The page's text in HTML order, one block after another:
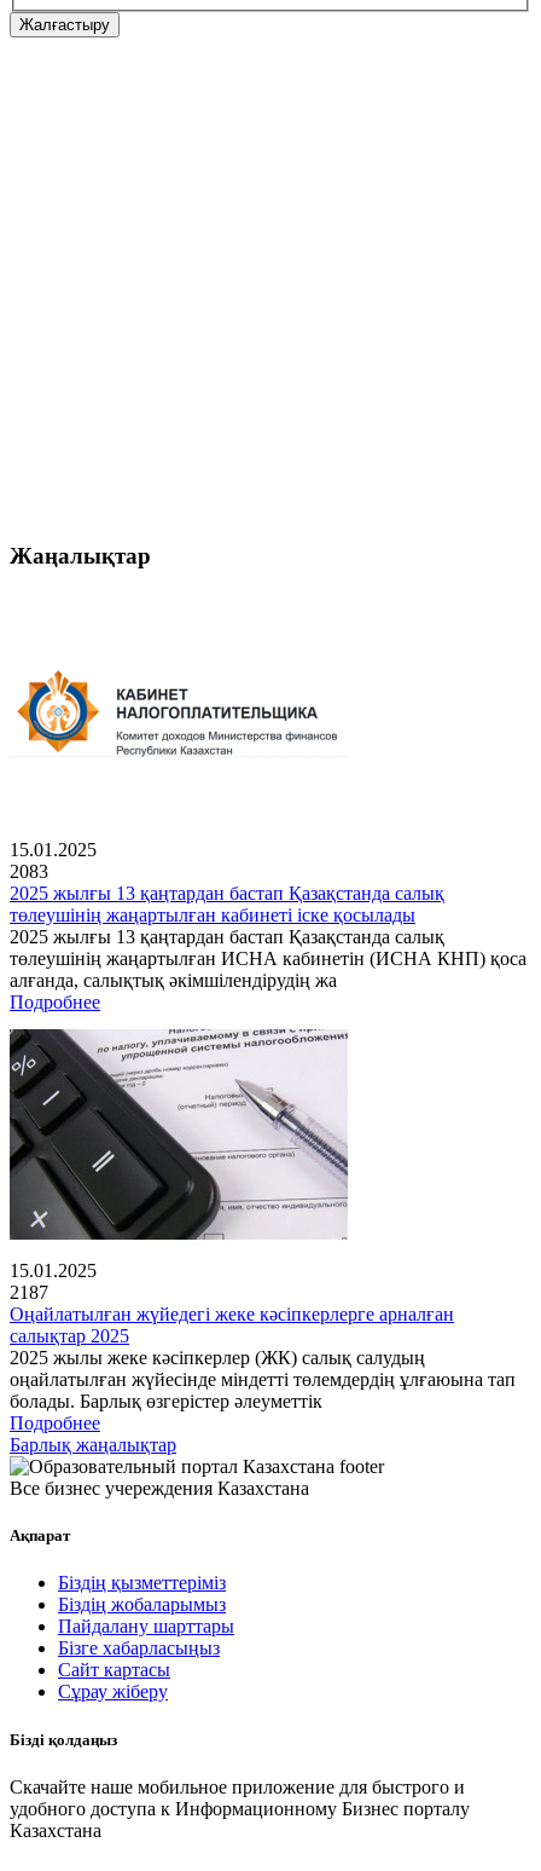
Жалғастыру
Жаңалықтар
15.01.2025
2083
2025 жылғы 13 қаңтардан бастап Қазақстанда салық
төлеушінің жаңартылған кабинеті іске қосылады
2025 жылғы 13 қаңтардан бастап Қазақстанда салық
төлеушінің жаңартылған ИСНА кабинетін (ИСНА КНП) қоса
алғанда, салықтық әкімшілендірудің жа
Подробнее
15.01.2025
2187
Оңайлатылған жүйедегі жеке кәсіпкерлерге арналған
салықтар 2025
2025 жылы жеке кәсіпкерлер (ЖК) салық салудың
оңайлатылған жүйесінде міндетті төлемдердің ұлғаюына тап
болады. Барлық өзгерістер әлеуметтік
Подробнее
Барлық жаңалықтар
Все бизнес учереждения Казахстана
Ақпарат
Біздің қызметтеріміз
Біздің жобаларымыз
Пайдалану шарттары
Бізге хабарласыңыз
Сайт картасы
Сұрау жіберу
Бізді қолдаңыз
Скачайте наше мобильное приложение для быстрого и
удобного доступа к Информационному Бизнес порталу
Казахстана